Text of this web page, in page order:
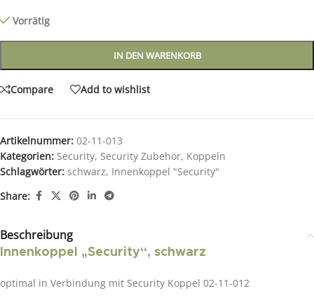
Vorrätig
IN DEN WARENKORB
Compare Add to wishlist
Artikelnummer: 02-11-013
Kategorien: Security, Security Zubehör, Koppeln
Schlagwörter: schwarz, Innenkoppel "Security"
Share:
Beschreibung
Innenkoppel „Security“, schwarz
optimal in Verbindung mit Security Koppel 02-11-012